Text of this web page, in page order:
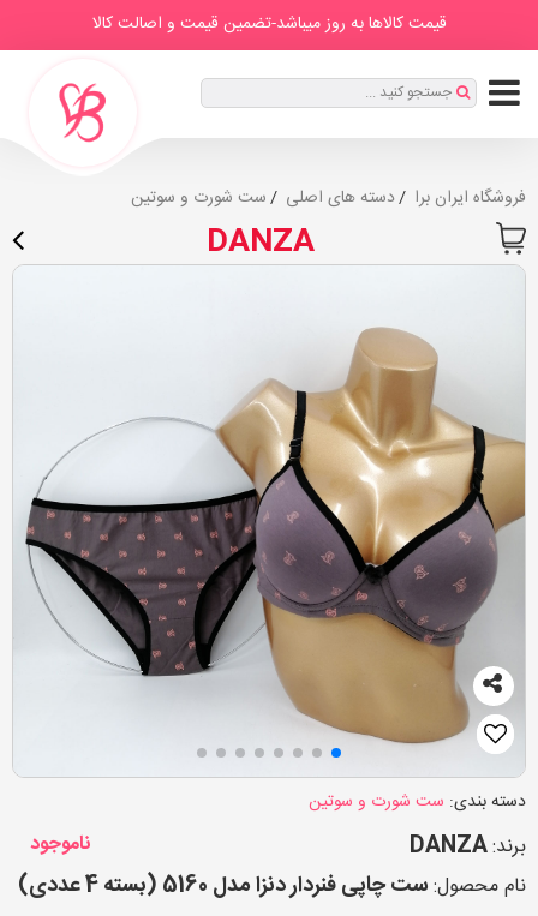
IranBra
اصلی ها ما
ثبت
|
قیمت کالاها به روز میباشد-تضمین قیمت و اصالت کالا
جستجو کنید ...
فروشگاه ایران برا دسته های اصلی ست شورت و سوتین
DANZA
دسته بندی: ست شورت و سوتین
برند:DANZA
ناموجود
نام محصول:ست چاپی فنردار دنزا مدل 5160 (بسته 4 عددی)